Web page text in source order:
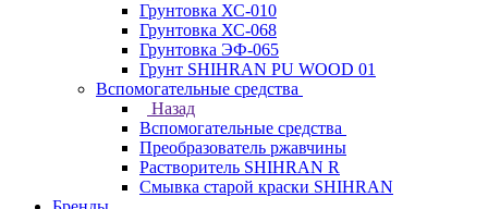
Грунтовка ХС-010
Грунтовка ХС-068
Грунтовка ЭФ-065
Грунт SHIHRAN PU WOOD 01
Вспомогательные средства
Назад
Вспомогательные средства
Преобразователь ржавчины
Растворитель SHIHRAN R
Смывка старой краски SHIHRAN